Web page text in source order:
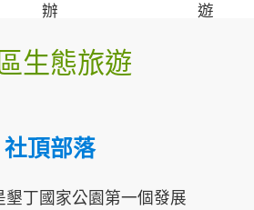
辦
遊
生態旅遊
社頂部落
墾丁國家公園第一個發展